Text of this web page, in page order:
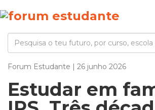
Forum Estudante | 26 junho 2026
Estudar em